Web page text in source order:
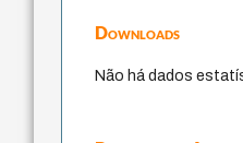
Downloads
Não há dados